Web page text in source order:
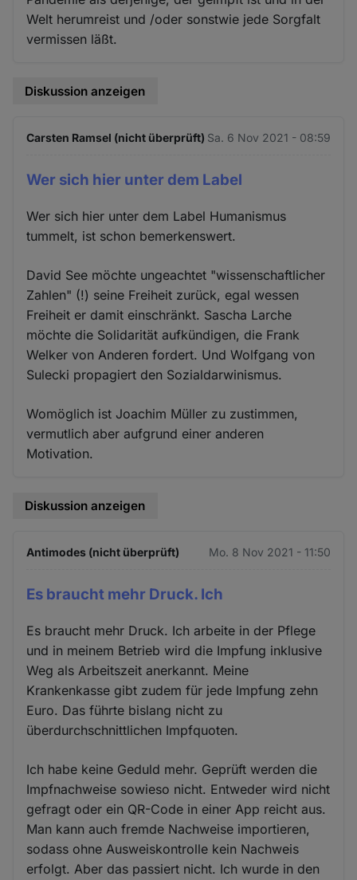
Welt herumreist und /oder sonstwie jede Sorgfalt
vermissen läßt.
Diskussion anzeigen
Carsten Ramsel (nicht überprüft) Sa. 6 Nov 2021 - 08:59
Wer sich hier unter dem Label
Wer sich hier unter dem Label Humanismus
tummelt, ist schon bemerkenswert.
David See möchte ungeachtet "wissenschaftlicher
Zahlen" (!) seine Freiheit zurück, egal wessen
Freiheit er damit einschränkt. Sascha Larche
möchte die Solidarität aufkündigen, die Frank
Welker von Anderen fordert. Und Wolfgang von
Sulecki propagiert den Sozialdarwinismus.
Womöglich ist Joachim Müller zu zustimmen,
vermutlich aber aufgrund einer anderen
Motivation.
Diskussion anzeigen
Antimodes (nicht überprüft) Mo. 8 Nov 2021 - 11:50
Es braucht mehr Druck. Ich
Es braucht mehr Druck. Ich arbeite in der Pflege
und in meinem Betrieb wird die Impfung inklusive
Weg als Arbeitszeit anerkannt. Meine
Krankenkasse gibt zudem für jede Impfung zehn
Euro. Das führte bislang nicht zu
überdurchschnittlichen Impfquoten.
Ich habe keine Geduld mehr. Geprüft werden die
Impfnachweise sowieso nicht. Entweder wird nicht
gefragt oder ein QR-Code in einer App reicht aus.
Man kann auch fremde Nachweise importieren,
sodass ohne Ausweiskontrolle kein Nachweis
erfolgt. Aber das passiert nicht. Ich wurde in den